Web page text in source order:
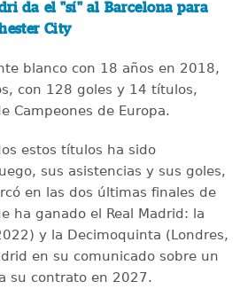
da el "sí" al Barcelona para
City
blanco con 18 años en 2018,
con 128 goles y 14 títulos,
Campeones de Europa.
estos títulos ha sido
sus asistencias y sus goles,
en las dos últimas finales de
ha ganado el Real Madrid: la
y la Decimoquinta (Londres,
en su comunicado sobre un
su contrato en 2027.